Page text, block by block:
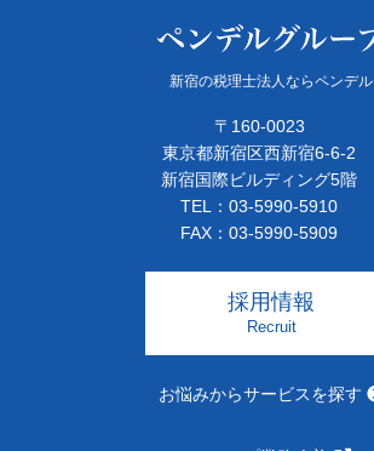
新宿の税理士法人ならペンデル
〒160-0023
東京都新宿区西新宿6-6-2
新宿国際ビルディング5階
TEL：03-5990-5910
FAX：03-5990-5909
採用情報
Recruit
お悩みからサービスを探す